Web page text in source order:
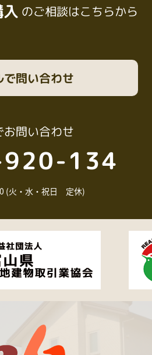
のご相談はこちらから
お問い合わせ
134
(火・水・祝日 定休)
で問い合わせ